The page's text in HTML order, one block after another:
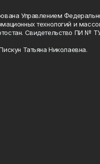
Управлением
технологий и
Свидетельство ПИ №
Татьяна Николаевна.